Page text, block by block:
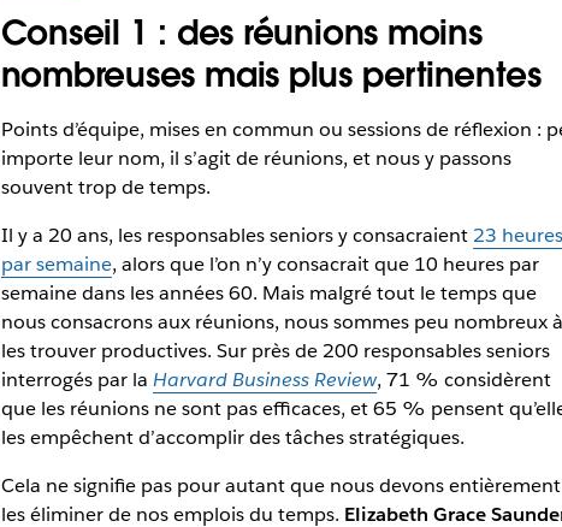
Conseil 1 : des réunions moins
nombreuses mais plus pertinentes
Points d’équipe, mises en commun ou sessions de réflexion :
importe leur nom, il s’agit de réunions, et nous y passons
souvent trop de temps.
Il y a 20 ans, les responsables seniors y consacraient 23 heures
par semaine, alors que l’on n’y consacrait que 10 heures par
semaine dans les années 60. Mais malgré tout le temps que
nous consacrons aux réunions, nous sommes peu nombreux à
les trouver productives. Sur près de 200 responsables seniors
interrogés par la Harvard Business Review, 71 % considèrent
que les réunions ne sont pas efficaces, et 65 % pensent
les empêchent d’accomplir des tâches stratégiques.
Cela ne signifie pas pour autant que nous devons entièrement
les éliminer de nos emplois du temps. Elizabeth Grace